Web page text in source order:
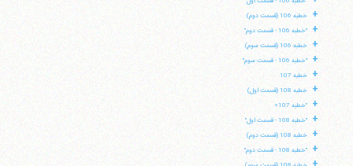
+ خطبه 106 (قسمت دوم)
+ "خطبه 106 - قسمت دوم"
+ خطبه 106 (قسمت سوم)
+ "خطبه 106 - قسمت سوم"
+ خطبه 107
+ خطبه 108 (قسمت اول)
+ "خطبه 107»
+ "خطبه 108 - قسمت اول"
+ خطبه 108 (قسمت دوم)
+ "خطبه 108 - قسمت دوم"